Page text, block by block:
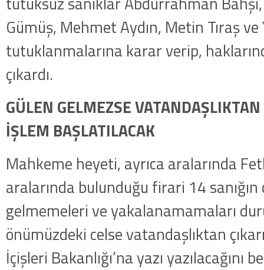
Gümüş, Mehmet Aydın, Metin Tıraş ve
tutuklanmalarına karar verip,
çıkardı.
GÜLEN GELMEZSE
İŞLEM BAŞLATILACAK
Mahkeme heyeti, ayrıca aralarında
aralarında bulunduğu firari 14
gelmemeleri ve yakalanamamaları
önümüzdeki celse vatandaşlıktan
İçişleri Bakanlığı’na yazı yazılacağını